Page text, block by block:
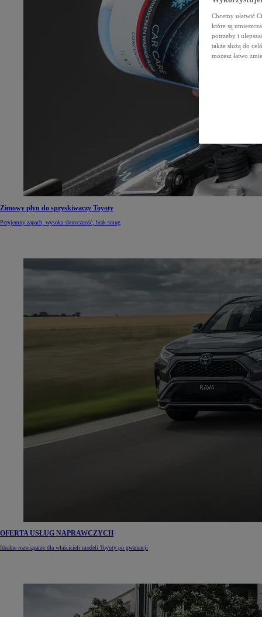
Zimowy płyn do spryskiwaczy Toyoty
Przyjemny zapach, wysoka skuteczność, brak smug
OFERTA USŁUG NAPRAWCZYCH
Idealne rozwiązanie dla właścicieli modeli Toyoty po gwarancji
Chcemy ułatwić
które są
potrzeby i
także służą do
możesz łatwo